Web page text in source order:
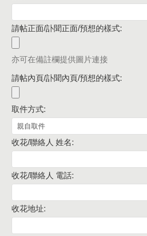
請帖正面/訃聞正面/預想的樣式:
亦可在備註欄提供圖片連接
請帖內頁/訃聞內頁/預想的樣式:
取件方式:
收花/聯絡人 姓名:
收花/聯絡人 電話:
收花地址: